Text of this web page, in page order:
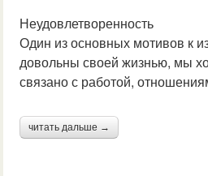
Неудовлетворенность
Один из основных мотивов к
довольны своей жизнью, мы
связано с работой,
читать дальше →